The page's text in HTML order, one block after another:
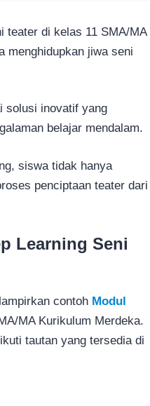
teater di kelas 11 SMA/MA
menghidupkan jiwa seni
solusi inovatif yang
belajar mendalam.
siswa tidak hanya
penciptaan teater dari
Learning Seni
contoh Modul
MA Kurikulum Merdeka.
tautan yang tersedia di